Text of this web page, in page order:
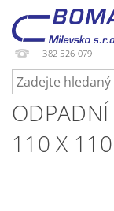
382 526 079
110 X